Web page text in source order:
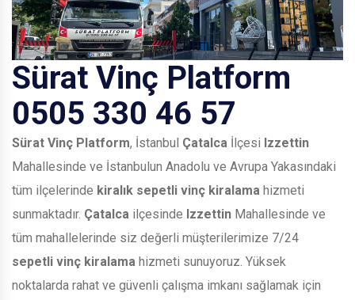
Sürat Vinç Platform
0505 330 46 57
Sürat Vinç Platform, İstanbul Çatalca İlçesi Izzettin
Mahallesinde ve İstanbulun Anadolu ve Avrupa Yakasındaki
tüm ilçelerinde kiralık sepetli vinç kiralama hizmeti
sunmaktadır. Çatalca ilçesinde Izzettin Mahallesinde ve
tüm mahallelerinde siz değerli müşterilerimize 7/24
sepetli vinç kiralama hizmeti sunuyoruz. Yüksek
noktalarda rahat ve güvenli çalışma imkanı sağlamak için